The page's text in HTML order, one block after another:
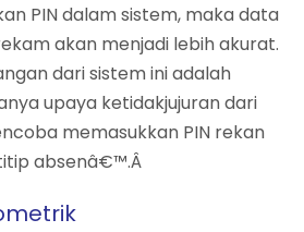
PIN dalam sistem, maka data
akan menjadi lebih akurat.
dari sistem ini adalah
upaya ketidakjujuran dari
memasukkan PIN rekan
absenâ€™.Â